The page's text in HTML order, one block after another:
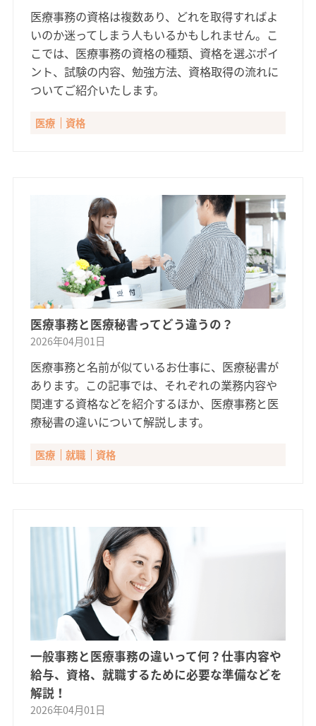
医療事務の資格は複数あり、どれを取得すればよ
いのか迷ってしまう人もいるかもしれません。こ
こでは、医療事務の資格の種類、資格を選ぶポイ
ント、試験の内容、勉強方法、資格取得の流れに
ついてご紹介いたします。
医療 資格
医療事務と医療秘書ってどう違うの？
2026年04月01日
医療事務と名前が似ているお仕事に、医療秘書が
あります。この記事では、それぞれの業務内容や
関連する資格などを紹介するほか、医療事務と医
療秘書の違いについて解説します。
医療 就職 資格
一般事務と医療事務の違いって何？仕事内容や
給与、資格、就職するために必要な準備などを
解説！
2026年04月01日